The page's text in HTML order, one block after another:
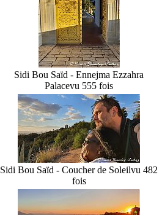
Sidi Bou Saïd - Ennejma Ezzahra
Palacevu 555 fois
Sidi Bou Saïd - Coucher de Soleilvu 482
fois